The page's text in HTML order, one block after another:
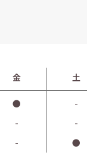
金 土
● -
- -
- ●